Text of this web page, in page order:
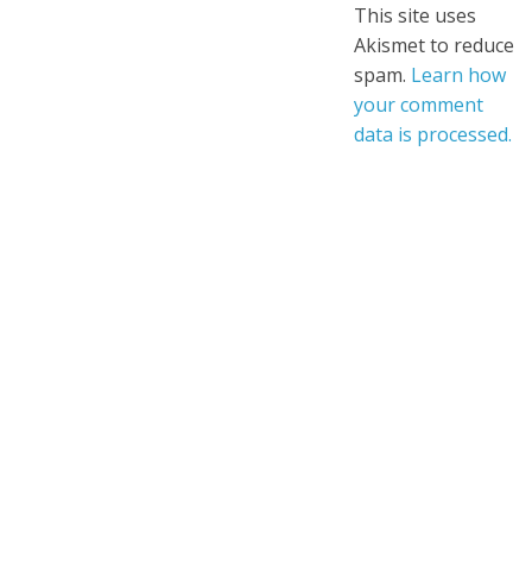
This site uses
Akismet to reduce
spam. Learn how
your comment
data is processed.